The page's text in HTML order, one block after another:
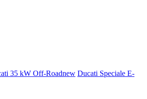
35 kW Off-Roadnew Ducati Speciale E-